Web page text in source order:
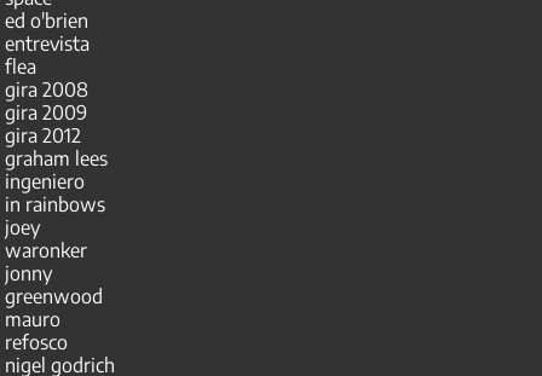
ed o'brien
entrevista
flea
gira 2008
gira 2009
gira 2012
graham lees
ingeniero
in rainbows
joey
waronker
jonny
greenwood
mauro
refosco
nigel godrich